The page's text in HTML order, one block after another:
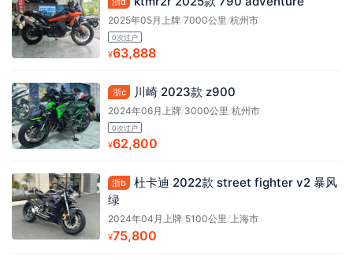
2025年05月上牌/7000公里 /杭州市
0次过户
¥63,888
浙c 川崎 2023款 z900
2024年06月上牌/3000公里 /杭州市
0次过户
¥62,800
浙b
杜卡迪 2022款 street fighter v2 暴风
绿
2024年04月上牌/5100公里 /上海市
¥75,800